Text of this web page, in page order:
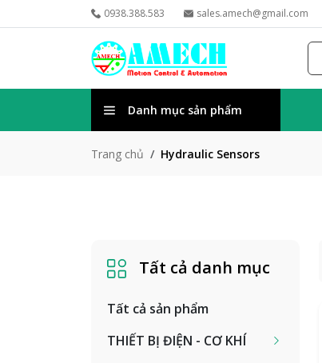
0938.388.583 sales.amech@gmail.com
Danh mục sản phẩm
Trang chủ Hydraulic Sensors
Tất cả danh mục
Tất cả sản phẩm
THIẾT BỊ ĐIỆN - CƠ KHÍ